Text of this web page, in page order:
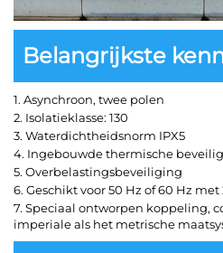
Belangrijkste
1. Asynchroon, twee polen
2. Isolatieklasse: 130
3. Waterdichtheidsnorm IPX5
4. Ingebouwde thermische
5. Overbelastingsbeveiliging
6. Geschikt voor 50 Hz of 60 Hz met
7. Speciaal ontworpen koppeling,
imperiale als het metrische